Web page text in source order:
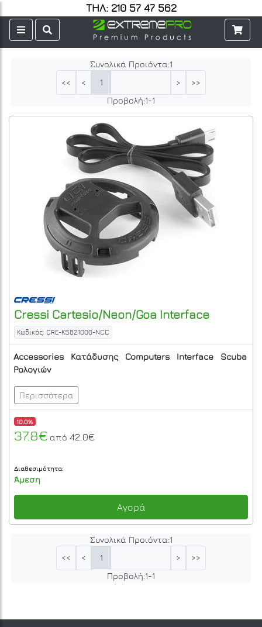
ΤΗΛ: 210 57 47 562
Συνολικά Προιόντα:1
<<
< 1 >
>>
Προβολή:1-1
Cressi Cartesio/Neon/Goa Interface
Κωδικός: CRE-KS821000-NCC
Accessories Κατάδυσης Computers Interface
Scuba
Ρολογιών
Περισσότερα
10.0%
37.8€ από 42.0€
Διαθεσιμότητα:
Άμεση
Αγορά
Συνολικά Προιόντα:1
<<
< 1 >
>>
Προβολή:1-1